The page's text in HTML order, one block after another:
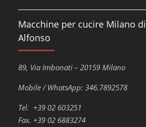
Macchine per cucire Milano
Alfonso
89, Via Imbonati – 20159 Milano
Mobile / WhatsApp: 346.7892578
Tel. +39 02 603251
Fax. +39 02 6883274